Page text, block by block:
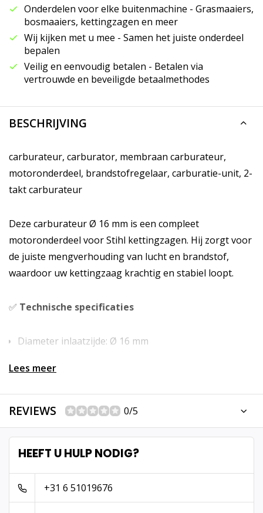
Onderdelen voor elke buitenmachine - Grasmaaiers,
bosmaaiers, kettingzagen en meer
Wij kijken met u mee - Samen het juiste onderdeel
bepalen
Veilig en eenvoudig betalen - Betalen via
vertrouwde en beveiligde betaalmethodes
BESCHRIJVING
carburateur, carburator, membraan carburateur,
motoronderdeel, brandstofregelaar, carburatie-unit, 2-
takt carburateur
Deze carburateur Ø 16 mm is een compleet
motoronderdeel voor Stihl kettingzagen. Hij zorgt voor
de juiste mengverhouding van lucht en brandstof,
waardoor uw kettingzaag krachtig en stabiel loopt.
✅ Technische specificaties
Diameter inlaatzijde: Ø 16 mm
Bevestigingsgaten: Ø 5,7 mm
Hart-op-hart afstand bevestigingsgaten: 31 mm
stelschroeven
Brandstof: geschikt voor 2-takt mengsmering
Lees meer
REVIEWS 0/5
HEEFT U HULP NODIG?
+31 6 51019676